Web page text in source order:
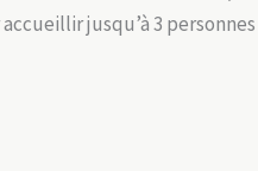
jusqu’à 3 personnes